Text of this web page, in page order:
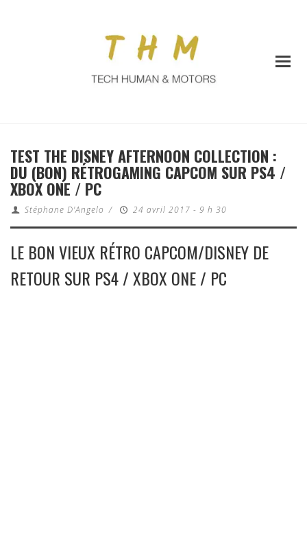
TEST THE DISNEY AFTERNOON COLLECTION :
DU (BON) RÉTROGAMING CAPCOM SUR PS4 /
XBOX ONE / PC
Stéphane D'Angelo / 24 avril 2017 - 9 h 30
LE BON VIEUX RÉTRO CAPCOM/DISNEY DE
RETOUR SUR PS4 / XBOX ONE / PC